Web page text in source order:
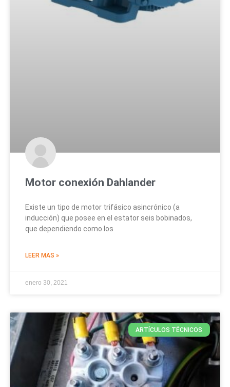
Motor conexión Dahlander
Existe un tipo de motor trifásico asincrónico (a
inducción) que posee en el estator seis bobinados,
que dependiendo como los
LEER MAS »
enero 30, 2021
ARTÍCULOS TÉCNICOS